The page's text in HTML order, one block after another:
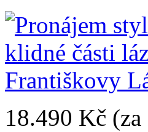
18.490 Kč